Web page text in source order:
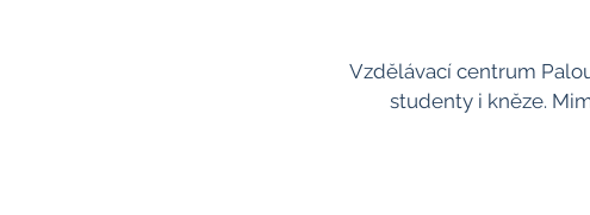
Vzdělávací centrum
studenty i kněze.